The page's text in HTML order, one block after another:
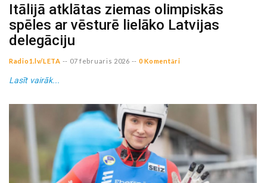
Itālijā atklātas ziemas olimpiskās
spēles ar vēsturē lielāko Latvijas
delegāciju
Radio1.lv/LETA -- 07 februaris 2026 -- 0 Komentāri
Lasīt vairāk...